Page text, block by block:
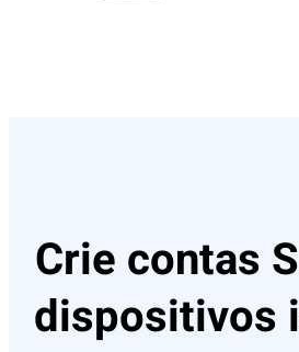
Crie contas
dispositivos